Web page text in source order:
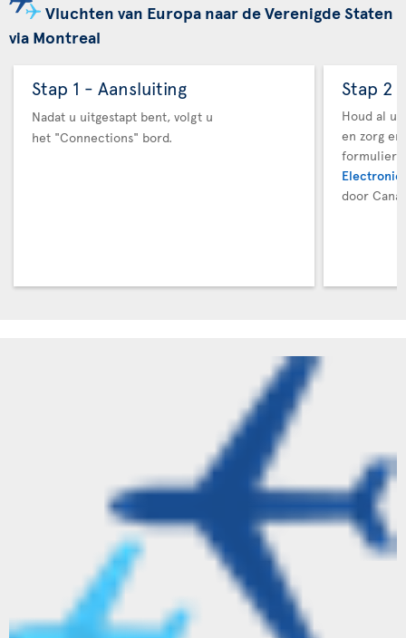
Vluchten van Europa naar de Verenigde Staten
via Montreal
Stap 1 - Aansluiting
Nadat u uitgestapt bent, volgt u
het "Connections" bord.
Stap 2
Houd al
en zorg
Electronic
door